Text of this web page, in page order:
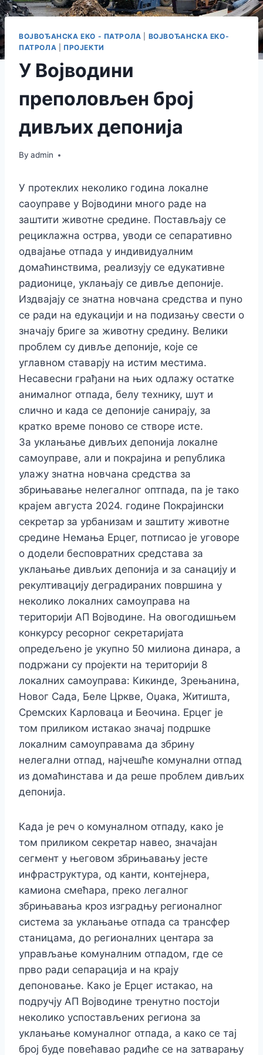
ВОЈВОЂАНСКА ЕКО - ПАТРОЛА
ВОЈВОЂАНСКА ЕКО-
ПАТРОЛА
ПРОЈЕКТИ
У Војводини
преполовљен број
дивљих депонија
By admin
У протеклих неколико година локалне
саоуправе у Војводини много раде на
заштити животне средине. Постављају се
рециклажна острва, уводи се сепаративно
одвајање отпада у индивидуалним
домаћинствима, реализују се едукативне
радионице, уклањају се дивље депоније.
Издвајају се знатна новчана средства и пуно
се ради на едукацији и на подизању свести о
значају бриге за животну средину. Велики
проблем су дивље депоније, које се
углавном ставарју на истим местима.
Несавесни грађани на њих одлажу остатке
анималног отпада, белу технику, шут и
слично и када се депоније санирају, за
кратко време поново се створе исте.
За уклањање дивљих депонија локалне
самоуправе, али и покрајина и република
улажу знатна новчана средства за
збрињавање нелегалног оптпада, па је тако
крајем августа 2024. године Покрајински
секретар за урбанизам и заштиту животне
средине Немања Ерцег, потписао је уговоре
о додели бесповратних средстава за
уклањање дивљих депонија и за санацију и
рекултивацију деградираних површина у
неколико локалних самоуправа на
територији АП Војводине. На овогодишњем
конкурсу ресорног секретаријата
опредељено је укупно 50 милиона динара, а
подржани су пројекти на територији 8
локалних самоуправа: Кикинде, Зрењанина,
Новог Сада, Беле Цркве, Оџака, Житишта,
Сремских Карловаца и Беочина. Ерцег је
том приликом истакао значај подршке
локалним самоуправама да збрину
нелегални отпад, најчешће комунални отпад
из домаћинстава и да реше проблем дивљих
депонија.
Када је реч о комуналном отпаду, како је
том приликом секретар навео, значајан
сегмент у његовом збрињавању јесте
инфраструктура, од канти, контејнера,
камиона смећара, преко легалног
збрињавања кроз изградњу регионалног
система за уклањање отпада са трансфер
станицама, до регионалних центара за
управљање комуналним отпадом, где се
прво ради сепарација и на крају
депоновање. Како је Ерцег истакао, на
подручју АП Војводине тренутно постоји
неколико успостављених региона за
уклањање комуналног отпада, а како се тај
број буде повећавао радиће се на затварању